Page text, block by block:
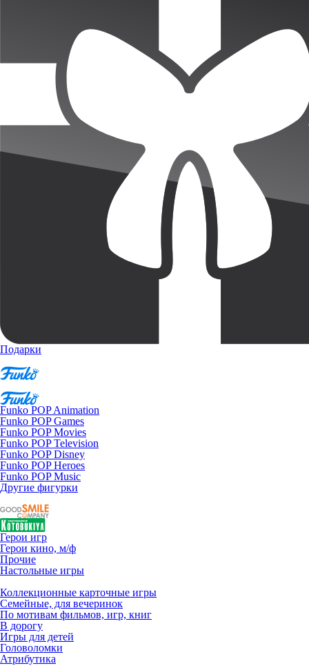
Подарки
Funko POP Animation
Funko POP Games
Funko POP Movies
Funko POP Television
Funko POP Disney
Funko POP Heroes
Funko POP Music
Другие фигурки
Герои игр
Герои кино, м/ф
Прочие
Настольные игры
Коллекционные карточные игры
Семейные, для вечеринок
По мотивам фильмов, игр, книг
В дорогу
Игры для детей
Головоломки
Атрибутика